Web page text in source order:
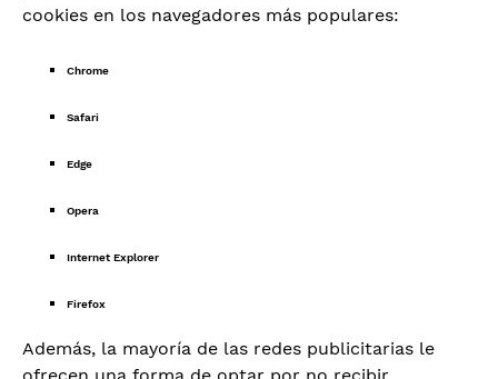
cookies en los navegadores más populares:
Chrome
Safari
Edge
Opera
Internet Explorer
Firefox
Además, la mayoría de las redes publicitarias le